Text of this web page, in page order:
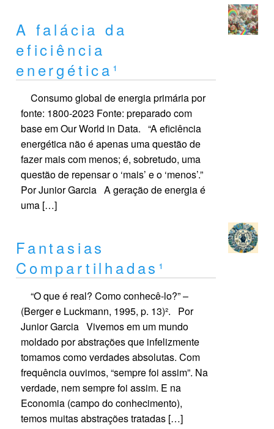
A falácia da
eficiência
energética¹
Consumo global de energia primária por
fonte: 1800-2023 Fonte: preparado com
base em Our World in Data. “A eficiência
energética não é apenas uma questão de
fazer mais com menos; é, sobretudo, uma
questão de repensar o ‘mais’ e o ‘menos’.”
Por Junior Garcia A geração de energia é
uma […]
Fantasias
Compartilhadas¹
“O que é real? Como conhecê-lo?” –
(Berger e Luckmann, 1995, p. 13)². Por
Junior Garcia Vivemos em um mundo
moldado por abstrações que infelizmente
tomamos como verdades absolutas. Com
frequência ouvimos, “sempre foi assim”. Na
verdade, nem sempre foi assim. E na
Economia (campo do conhecimento),
temos muitas abstrações tratadas […]